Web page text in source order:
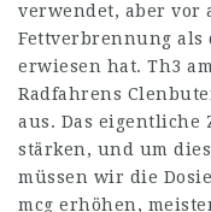
verwendet, aber vor
Fettverbrennung
erwiesen hat. Th3
Radfahrens
aus. Das eigentliche
stärken, und um
müssen wir die
mcg erhöhen,